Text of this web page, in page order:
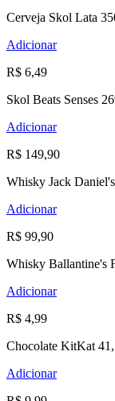
Cerveja Skol Lata
Adicionar
R$ 6,49
Skol Beats Senses
Adicionar
R$ 149,90
Whisky Jack
Adicionar
R$ 99,90
Whisky Ballantine's
Adicionar
R$ 4,99
Chocolate KitKat
Adicionar